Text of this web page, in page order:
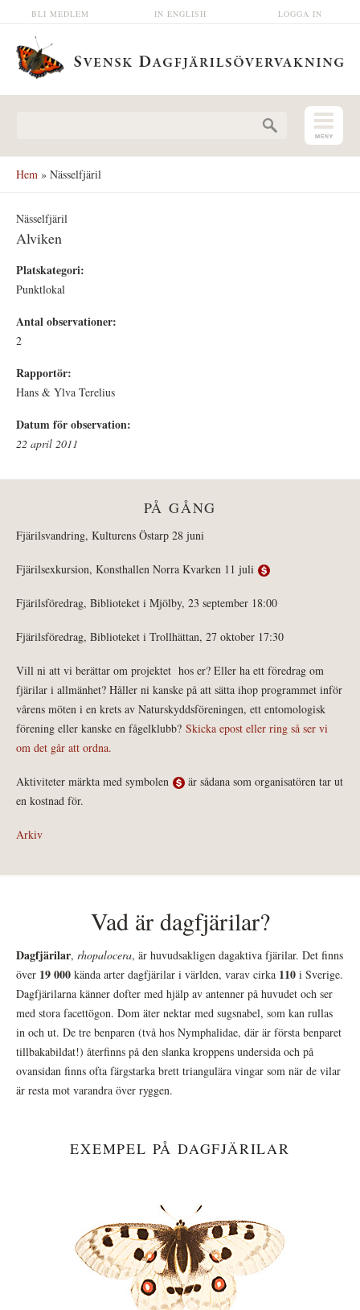
Hoppa till huvudinnehåll LOGGA IN
IN ENGLISH
BLI MEDLEM
Hem » Nässelfjäril
Nässelfjäril
Alviken
Platskategori:
Punktlokal
Antal observationer:
2
Rapportör:
Hans & Ylva Terelius
Datum för observation:
22 april 2011
PÅ GÅNG
Fjärilsvandring, Kulturens Östarp 28 juni
Fjärilsexkursion, Konsthallen Norra Kvarken 11 juli
Fjärilsföredrag, Biblioteket i Mjölby, 23 september 18:00
Fjärilsföredrag, Biblioteket i Trollhättan, 27 oktober 17:30
Vill ni att vi berättar om projektet hos er? Eller ha ett föredrag om
fjärilar i allmänhet? Håller ni kanske på att sätta ihop programmet inför
vårens möten i en krets av Naturskyddsföreningen, ett entomologisk
förening eller kanske en fågelklubb? Skicka epost eller ring så ser vi
om det går att ordna.
Aktiviteter märkta med symbolen
är sådana som organisatören tar ut
en kostnad för.
Arkiv
Vad är dagfjärilar?
Dagfjärilar, rhopalocera, är huvudsakligen dagaktiva fjärilar. Det finns
över 19 000 kända arter dagfjärilar i världen, varav cirka 110 i Sverige.
Dagfjärilarna känner dofter med hjälp av antenner på huvudet och ser
med stora facettögon. Dom äter nektar med sugsnabel, som kan rullas
in och ut. De tre benparen (två hos Nymphalidae, där är första benparet
tillbakabildat!) återfinns på den slanka kroppens undersida och på
ovansidan finns ofta färgstarka brett triangulära vingar som när de vilar
är resta mot varandra över ryggen.
EXEMPEL PÅ DAGFJÄRILAR